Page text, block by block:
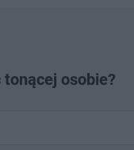
osobie?